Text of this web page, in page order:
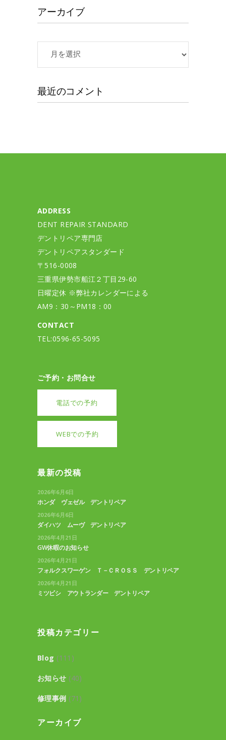
アーカイブ
ブ
最近のコメント
ADDRESS
DENT REPAIR STANDARD
デントリペア専門店
デントリペアスタンダード
〒516-0008
三重県伊勢市船江２丁目29-60
日曜定休 ※弊社カレンダーによる
AM9：30～PM18：00
CONTACT
TEL:0596-65-5095
ご予約・お問合せ
電話での予約
WEBでの予約
最新の投稿
2026年6月6日
ホンダ ヴェゼル デントリペア
2026年6月6日
ダイハツ ムーヴ デントリペア
2026年4月21日
GW休暇のお知らせ
2026年4月21日
フォルクスワーゲン Ｔ－ＣＲＯＳＳ デントリペア
2026年4月21日
ミツビシ アウトランダー デントリペア
投稿カテゴリー
Blog (111)
お知らせ (40)
修理事例 (71)
アーカイブ